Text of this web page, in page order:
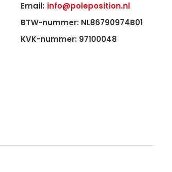
Email: info@poleposition.nl
BTW-nummer: NL86790974B01
KVK-nummer: 97100048